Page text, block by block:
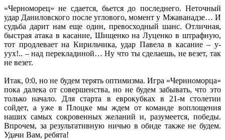
«Черноморец» не сдается, бьется до последнего. Неточный
удар Даниловского после углового, момент у Мжаванадзе… И
судьба дарит нам еще один, превосходный шанс. Отличная,
быстрая атака в касание, Шищенко на Луценко в штрафную,
тот продлевает на Кирильчика, удар Павела в касание – у-
уух!.. – над перекладиной… Ну что ты сделаешь, не везет, так
не везет.
Итак, 0:0, но не будем терять оптимизма. Игра «Чернноморца»
пока далека от совершенства, но не будем забывать, что это
только начало. Для старта в еврокубках в 21-м столетии
сойдет, а уже в Плоцке мы ждем от команде воплощения
наших самых сокровенных желаний и, разумеется, победы.
Впрочем, за результативную ничью в обиде также не будем.
Удачи Вам, ребята!